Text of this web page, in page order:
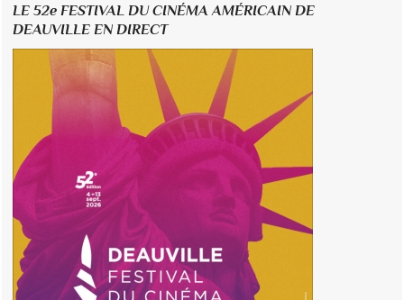
LE 52e FESTIVAL DU CINÉMA AMÉRICAIN DE
DEAUVILLE EN DIRECT